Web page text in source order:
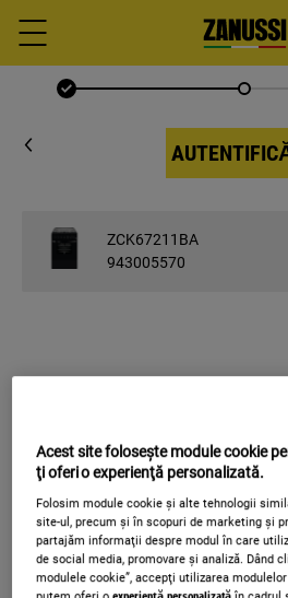
Menu
ZCK67211BA
943005570
Continuând, ești de acord cu
condițiile.
Acest site folosește module cookie
ţi oferi o experienţă personalizată.
Folosim module cookie și alte tehnologii
site-ul, precum și în scopuri de marketing și
partajăm informaţii despre modul în care
de social media, promovare și analiză. Dând
modulele cookie”, accepţi utilizarea